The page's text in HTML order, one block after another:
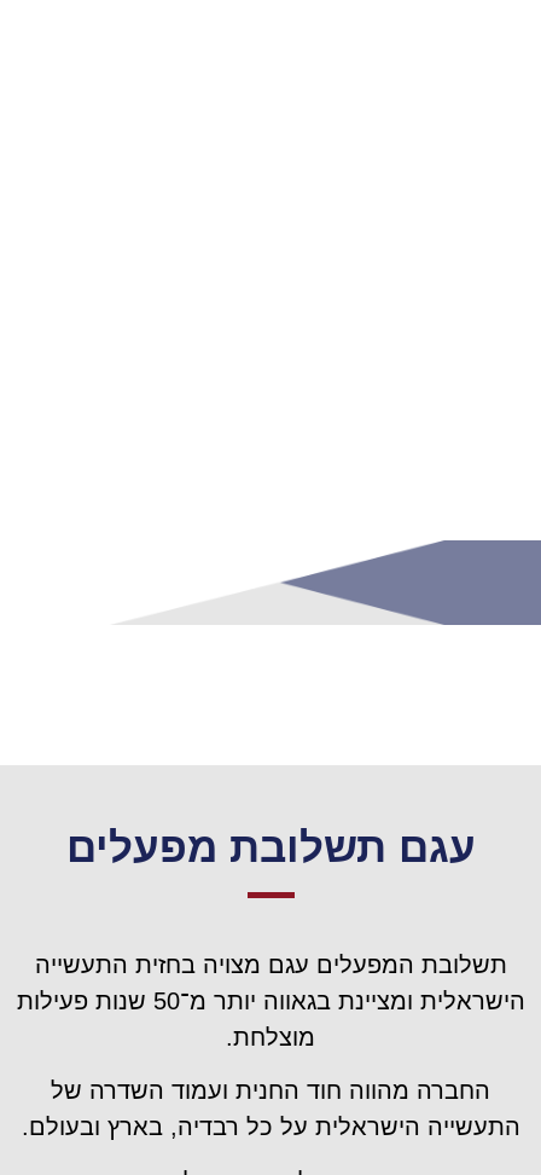
עגם תשלובת מפעלים
תשלובת המפעלים עגם מצויה בחזית התעשייה
הישראלית ומציינת בגאווה יותר מ־50 שנות פעילות
מוצלחת.
החברה מהווה חוד החנית ועמוד השדרה של
התעשייה הישראלית על כל רבדיה, בארץ ובעולם.